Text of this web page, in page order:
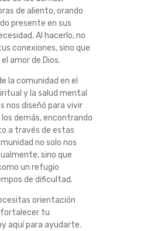
de aliento, orando
presente en sus
Al hacerlo, no
conexiones, sino que
amor de Dios.
la comunidad en el
y la salud mental
nos diseñó para vivir
demás, encontrando
a través de estas
no solo nos
sino que
un refugio
de dificultad.
orientación
tu
aquí para ayudarte.